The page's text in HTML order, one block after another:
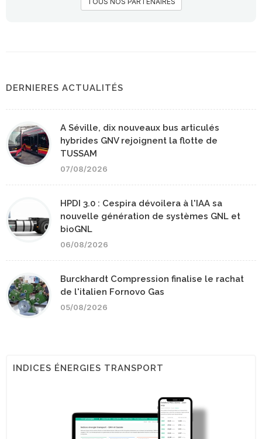
DERNIERES ACTUALITÉS
A Séville, dix nouveaux bus articulés
hybrides GNV rejoignent la flotte de
TUSSAM
07/08/2026
HPDI 3.0 : Cespira dévoilera à l'IAA sa
nouvelle génération de systèmes GNL et
bioGNL
06/08/2026
Burckhardt Compression finalise le rachat
de l'italien Fornovo Gas
05/08/2026
INDICES ÉNERGIES TRANSPORT